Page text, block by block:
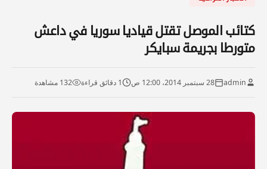
كتائب الموصل تقتل قياديا سوريا في داعش
متورطا بجريمة سبايكر
admin 28 سبتمبر 2014، 12:00 ص 1 دقائق قراءة 132 مشاهدة